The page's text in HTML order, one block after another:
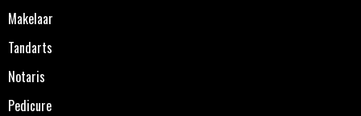
Makelaar
Tandarts
Notaris
Pedicure